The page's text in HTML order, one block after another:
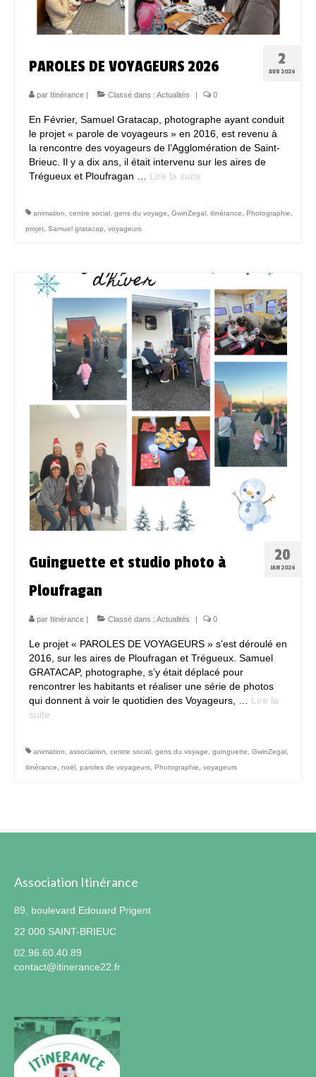
Jeunesse
Espace Numérique
Mieux connaitre les voyageurs
Espace ressources à ITINERANCE
ITINERANCE en vidéos !
Contact
2
AVR 2026
PAROLES DE VOYAGEURS 2026
par Itinérance | Classé dans : Actualités | 0
En Février, Samuel Gratacap, photographe ayant conduit
le projet « parole de voyageurs » en 2016, est revenu à
la rencontre des voyageurs de l’Agglomération de Saint-
Brieuc. Il y a dix ans, il était intervenu sur les aires de
Trégueux et Ploufragan … Lire la suite­­
animation centre social gens du voyage GwinZegal itinérance Photographie
projet Samuel gratacap voyageurs
20
JAN 2026
Guinguette et studio photo à
Ploufragan
par Itinérance | Classé dans : Actualités | 0
Le projet « PAROLES DE VOYAGEURS » s’est déroulé en
2016, sur les aires de Ploufragan et Trégueux. Samuel
GRATACAP, photographe, s’y était déplacé pour
rencontrer les habitants et réaliser une série de photos
qui donnent à voir le quotidien des Voyageurs, … Lire la
suite­­
animation association centre social gens du voyage guinguette GwinZegal
itinérance
noël paroles de voyageurs Photographie voyageurs
Association Itinérance
89, boulevard Edouard Prigent
22 000 SAINT-BRIEUC
02.96.60.40.89
contact@itinerance22.fr